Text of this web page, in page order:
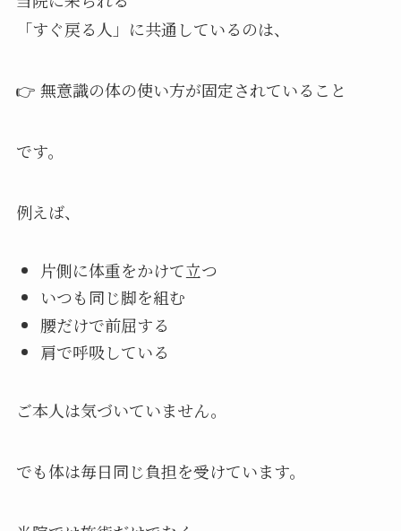
「すぐ戻る人」に共通しているのは、
👉 無意識の体の使い方が固定されていること
です。
例えば、
片側に体重をかけて立つ
いつも同じ脚を組む
腰だけで前屈する
肩で呼吸している
ご本人は気づいていません。
でも体は毎日同じ負担を受けています。